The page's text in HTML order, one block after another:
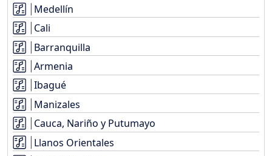
Medellín
Cali
Barranquilla
Armenia
Ibagué
Manizales
Cauca, Nariño y Putumayo
Llanos Orientales